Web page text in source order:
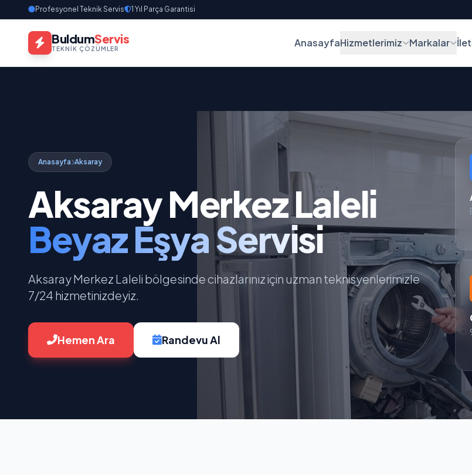
Profesyonel Teknik Servis 1 Yıl Parça Garantisi
BuldumServis
TEKNIK ÇÖZÜMLER AnasayfaHizmetlerimiz Markalar
Anasayfa Aksaray
Aksaray Merkez Laleli
Beyaz Eşya Servisi
Aksaray Merkez Laleli bölgesinde cihazlarınız için uzman teknisyenlerimizle
7/24 hizmetinizdeyiz.
Hemen Ara Randevu Al